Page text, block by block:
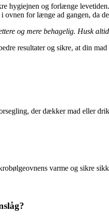
hygiejnen og forlænge levetiden.
for længe ad gangen, da
og mere behagelig. Husk
resultater og sikre, at din
der dækker mad eller
varme og sikre